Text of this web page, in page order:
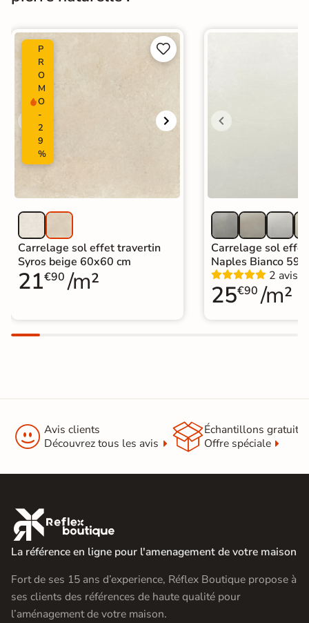
Origine
Catégories
Carrelage grand format et XXL
Carrelage Gris
Carrelage 90x90 cm |
Carrelage sol cuisine
Carrelage salon moderne
Carrelage Chambre
P
R
O
M
O
-
2
9
%


Carrelage sol effet travertin
Syros beige 60x60 cm
21€90 /m²
Carrelage sol
Naples Bianco
2 avis
25€90 /m²
 Avis clients
Découvrez tous les avis
Échantillons gratuit
Offre spéciale

La référence en ligne pour l'amenagement de votre maison
Fort de ses 15 ans d’experience, Réflex Boutique propose à
ses clients des références de haute qualité pour
l’aménagement de votre maison.